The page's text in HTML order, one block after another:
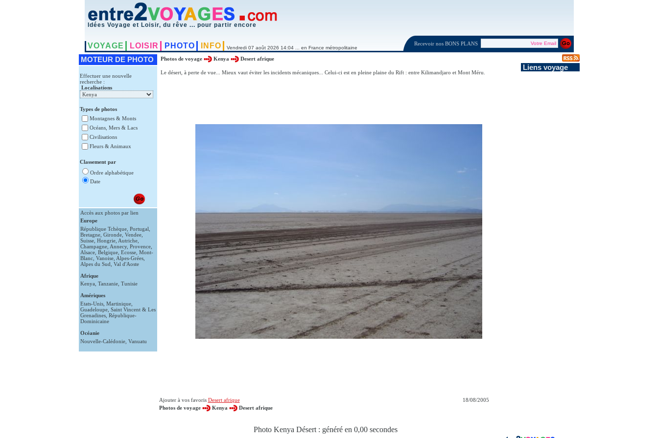
Idées Voyage et Loisir, du rêve ... pour partir encore
VOYAGE LOISIR PHOTO INFO Vendredi 07 août 2026 14:04 ... en France métropolitaine
Recevoir nos BONS PLANS
MOTEUR DE PHOTO
Effectuer une nouvelle
recherche :
Localisations
Types de photos
Montagnes & Monts
Océans, Mers & Lacs
Civilisations
Fleurs & Animaux
Classement par
Ordre alphabétique
Date
Accès aux photos par lien
Europe
République Tchèque, Portugal
Bretagne, Gironde, Vendee,
Suisse, Hongrie, Autriche,
Champagne, Annecy, Provence,
Alsace, Belgique, Ecosse, Mont-
Blanc, Vanoise, Alpes-Grées,
Alpes du Sud Val d'Aoste
Afrique
Kenya Tanzanie, Tunisie
Amériques
Etats-Unis, Martinique,
Guadeloupe, Saint Vincent & Les
Grenadines, République-
Dominicaine
Océanie
Nouvelle-Calédonie, Vanuatu
Photos de voyage Kenya Desert afrique
Le désert, à perte de vue... Mieux vaut éviter les incidents mécaniques... Celui-ci est en pleine plaine du Rift : entre Kilimandjaro et Mont Méru.
Ajouter à vos favoris Desert afrique
18/08/2005
Photos de voyage
Kenya Desert afrique
Photo Kenya Désert : généré en 0,00 secondes
Liens voyage